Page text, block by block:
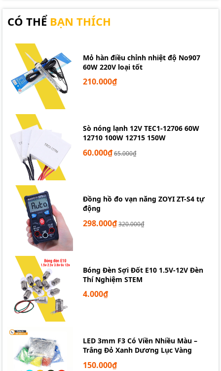
CÓ THỂ BẠN THÍCH
Mỏ hàn điều chỉnh nhiệt độ No907
60W 220V loại tốt
210.000₫
Sò nóng lạnh 12V TEC1-12706 60W
12710 100W 12715 150W
60.000₫65.000₫
Đồng hồ đo vạn năng ZOYI ZT-S4 tự
động
298.000₫320.000₫
Bóng Đèn Sợi Đốt E10 1.5V-12V Đèn
Thí Nghiệm STEM
4.000₫
LED 3mm F3 Có Viền Nhiều Màu –
Trắng Đỏ Xanh Dương Lục Vàng
150.000₫